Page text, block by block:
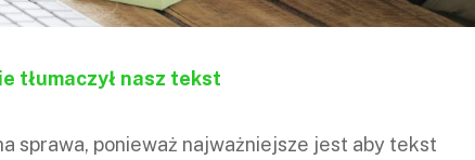
tłumaczył nasz tekst
sprawa, ponieważ najważniejsze jest aby tekst